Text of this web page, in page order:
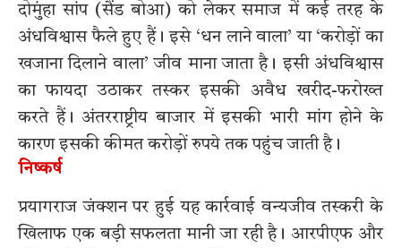
दोमुंहा सांप (सैंड बोआ) को लेकर समाज में कई तरह के
अंधविश्वास फैले हुए हैं। इसे ‘धन लाने वाला’ या ‘करोड़ों का
खजाना दिलाने वाला’ जीव माना जाता है। इसी अंधविश्वास
का फायदा उठाकर तस्कर इसकी अवैध खरीद-फरोख्त
करते हैं। अंतरराष्ट्रीय बाजार में इसकी भारी मांग होने के
कारण इसकी कीमत करोड़ों रुपये तक पहुंच जाती है।
निष्कर्ष
प्रयागराज जंक्शन पर हुई यह कार्रवाई वन्यजीव तस्करी के
खिलाफ एक बड़ी सफलता मानी जा रही है। आरपीएफ और